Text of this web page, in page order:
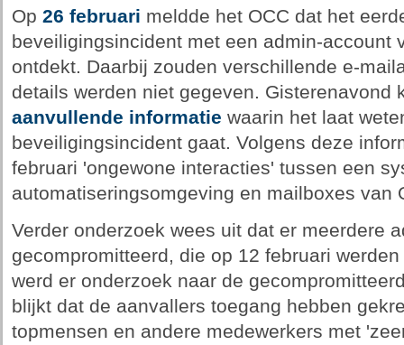
Op 26 februari meldde het OCC dat het
beveiligingsincident met een admin-account
ontdekt. Daarbij zouden verschillende e-
details werden niet gegeven. Gisterenavond
aanvullende informatie waarin het laat
beveiligingsincident gaat. Volgens deze
februari 'ongewone interacties' tussen een
automatiseringsomgeving en mailboxes van
Verder onderzoek wees uit dat er meerdere
gecompromitteerd, die op 12 februari
werd er onderzoek naar de
blijkt dat de aanvallers toegang hebben
topmensen en andere medewerkers met